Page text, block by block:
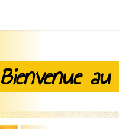
Bienvenue au